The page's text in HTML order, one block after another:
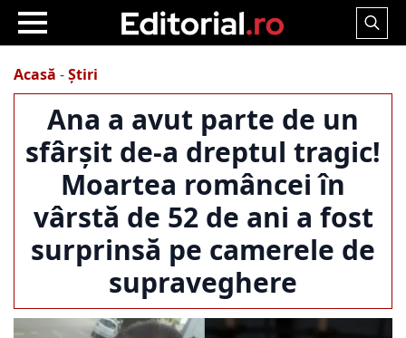
Search
Acasă -Știri
Ana a avut parte de un
sfârșit de-a dreptul tragic!
Moartea româncei în
vârstă de 52 de ani a fost
surprinsă pe camerele de
supraveghere